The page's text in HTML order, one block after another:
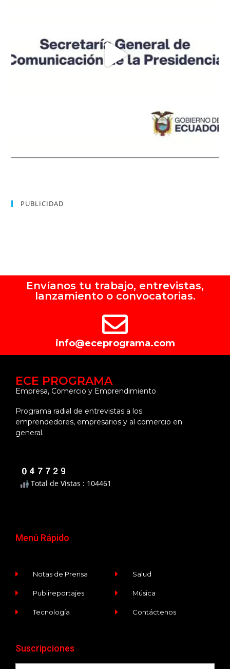
PUBLICIDAD
Envíanos tu trabajo, entrevistas,
lanzamiento o convocatorias.
info@eceprograma.com
ECE PROGRAMA
Empresa, Comercio y Emprendimiento
Programa radial de entrevistas a los
emprendedores, empresarios y al comercio en
general.
Total de Vistas : 104461
Menú Rápido
Notas de Prensa
Publireportajes
Tecnología
Salud
Música
Contáctenos
Suscripciones